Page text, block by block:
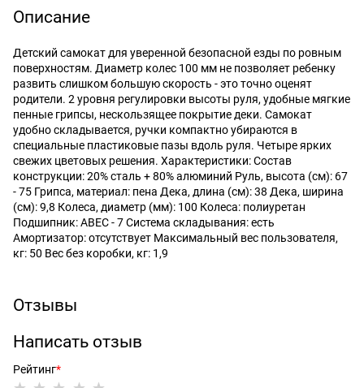
Описание
Детский самокат для уверенной безопасной езды по ровным
поверхностям. Диаметр колес 100 мм не позволяет ребенку
развить слишком большую скорость - это точно оценят
родители. 2 уровня регулировки высоты руля, удобные мягкие
пенные грипсы, нескользящее покрытие деки. Самокат
удобно складывается, ручки компактно убираются в
специальные пластиковые пазы вдоль руля. Четыре ярких
свежих цветовых решения. Характеристики: Состав
конструкции: 20% сталь + 80% алюминий Руль, высота (см): 67
- 75 Грипса, материал: пена Дека, длина (см): 38 Дека, ширина
(см): 9,8 Колеса, диаметр (мм): 100 Колеса: полиуретан
Подшипник: ABEC - 7 Система складывания: есть
Амортизатор: отсутствует Максимальный вес пользователя,
кг: 50 Вес без коробки, кг: 1,9
Отзывы
Написать отзыв
Рейтинг